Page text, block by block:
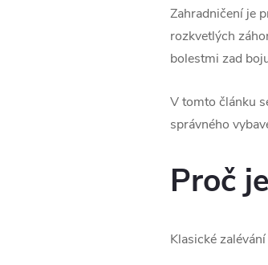
Zahradničení je
rozkvetlých
bolestmi zad
V tomto článku
správného
Proč
Klasické